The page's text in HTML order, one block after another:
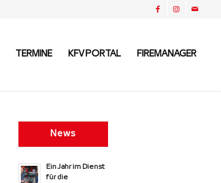
TERMINE KFV PORTAL FIREMANAGER
News
Ein Jahr im Dienst
für die